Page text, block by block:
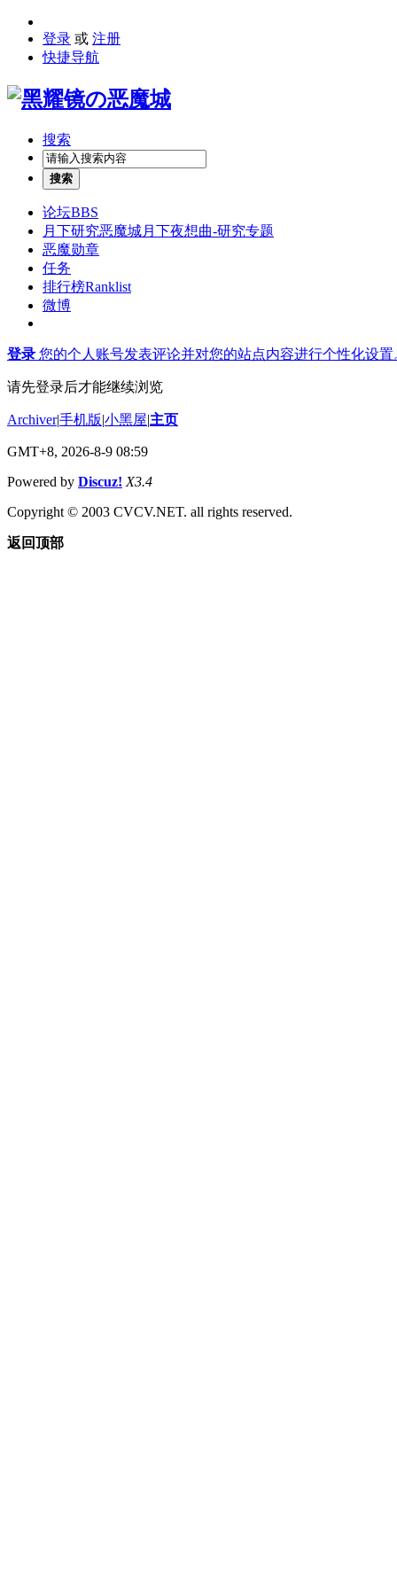
登录 或 注册
快捷导航
搜索
搜索
论坛BBS
月下研究恶魔城月下夜想曲-研究专题
恶魔勋章
任务
排行榜Ranklist
微博
登录 您的个人账号发表评论并对您的站点内容进行个性化设置
请先登录后才能继续浏览
Archiver|手机版|小黑屋|主页
GMT+8, 2026-8-9 08:59
Powered by Discuz! X3.4
Copyright © 2003 CVCV.NET. all rights reserved.
返回顶部